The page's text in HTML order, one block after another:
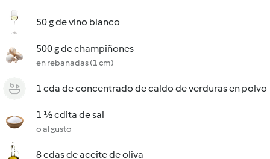
50 g de vino blanco
500 g de champiñones
en rebanadas (1 cm)
1 cda de concentrado de caldo de verduras en polvo
1 ½ cdita de sal
o al gusto
8 cdas de aceite de oliva